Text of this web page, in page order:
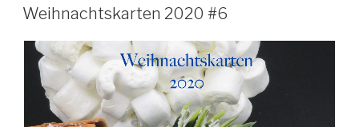
AM
Weihnachtskarten 2020 #6